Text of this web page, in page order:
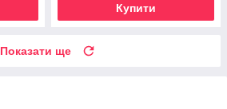
Купити
Показати ще